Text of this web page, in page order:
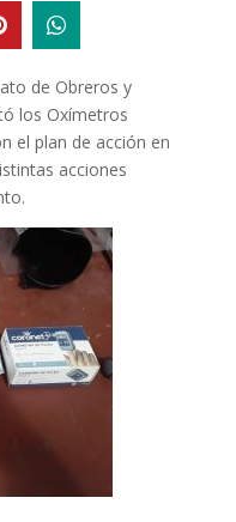
de Obreros y
los Oxímetros
el plan de acción en
acciones